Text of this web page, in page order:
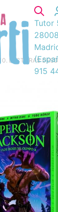
Tutor
915
10. LECTURAS